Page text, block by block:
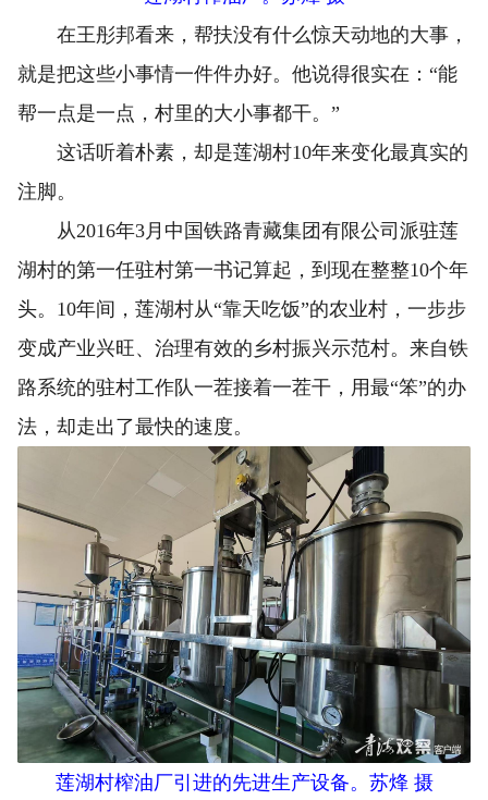
在王彤邦看来，帮扶没有什么惊天动地的大事，
就是把这些小事情一件件办好。他说得很实在：“能
帮一点是一点，村里的大小事都干。”
这话听着朴素，却是莲湖村10年来变化最真实的
注脚。
从2016年3月中国铁路青藏集团有限公司派驻莲
湖村的第一任驻村第一书记算起，到现在整整10个年
头。10年间，莲湖村从“靠天吃饭”的农业村，一步步
变成产业兴旺、治理有效的乡村振兴示范村。来自铁
路系统的驻村工作队一茬接着一茬干，用最“笨”的办
法，却走出了最快的速度。
莲湖村榨油厂引进的先进生产设备。苏烽 摄